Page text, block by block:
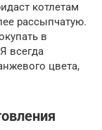
котлетам
рассыпчатую.
в
всегда
цвета,